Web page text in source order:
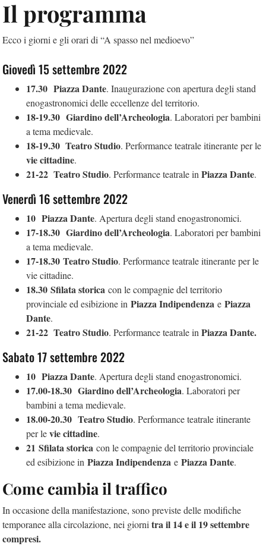
Il programma
Ecco i giorni e gli orari di “A spasso nel medioevo”
Giovedì 15 settembre 2022
17.30 Piazza Dante. Inaugurazione con apertura degli stand
enogastronomici delle eccellenze del territorio.
18-19.30 Giardino dell’Archeologia. Laboratori per bambini
a tema medievale.
18-19.30 Teatro Studio. Performance teatrale itinerante per le
vie cittadine.
21-22 Teatro Studio. Performance teatrale in Piazza Dante.
Venerdì 16 settembre 2022
10 Piazza Dante. Apertura degli stand enogastronomici.
17-18.30 Giardino dell’Archeologia. Laboratori per bambini
a tema medievale.
17-18.30 Teatro Studio. Performance teatrale itinerante per le
vie cittadine.
18.30 Sfilata storica con le compagnie del territorio
provinciale ed esibizione in Piazza Indipendenza e Piazza
Dante.
21-22 Teatro Studio. Performance teatrale in Piazza Dante.
Sabato 17 settembre 2022
10 Piazza Dante. Apertura degli stand enogastronomici.
17.00-18.30 Giardino dell’Archeologia. Laboratori per
bambini a tema medievale.
18.00-20.30 Teatro Studio. Performance teatrale itinerante
per levie cittadine.
21 Sfilata storica con le compagnie del territorio provinciale
ed esibizione in Piazza Indipendenza e Piazza Dante.
Come cambia il traffico
In occasione della manifestazione, sono previste delle modifiche
temporanee alla circolazione, nei giorni tra il 14 e il 19 settembre
compresi.